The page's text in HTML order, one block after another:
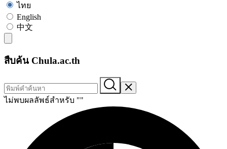
ไทย
English
中文
สืบค้น Chula.ac.th
ไม่พบผลลัพธ์สำหรับ ""